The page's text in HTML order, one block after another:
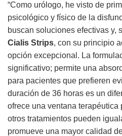
“Como urólogo, he visto de
psicológico y físico de la
buscan soluciones efectivas y,
Cialis Strips, con su principio
opción excepcional. La
significativo; permite una
para pacientes que prefieren
duración de 36 horas es un
ofrece una ventana
otros tratamientos pueden
promueve una mayor calidad